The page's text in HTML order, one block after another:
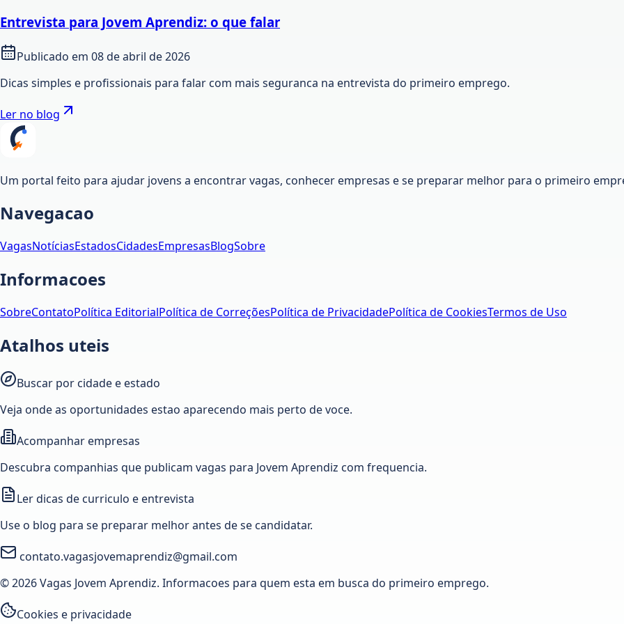
Entrevista para Jovem Aprendiz: o que falar
Publicado em 08 de abril de 2026
Dicas simples e profissionais para falar com mais seguranca na entrevista do primeiro emprego.
Ler no blog
Um portal feito para ajudar jovens a encontrar vagas, conhecer empresas e se preparar melhor para o primeiro
Navegacao
VagasNotíciasEstadosCidadesEmpresasBlogSobre
Informacoes
SobreContatoPolítica EditorialPolítica de CorreçõesPolítica de PrivacidadePolítica de CookiesTermos de Uso
Atalhos uteis
Buscar por cidade e estado
Veja onde as oportunidades estao aparecendo mais perto de voce.
Acompanhar empresas
Descubra companhias que publicam vagas para Jovem Aprendiz com frequencia.
Ler dicas de curriculo e entrevista
Use o blog para se preparar melhor antes de se candidatar.
contato.vagasjovemaprendiz@gmail.com
© 2026 Vagas Jovem Aprendiz. Informacoes para quem esta em busca do primeiro emprego.
Cookies e privacidade